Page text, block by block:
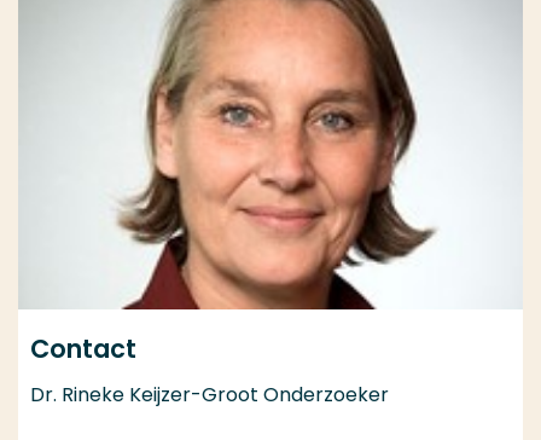
Contact
Dr. Rineke Keijzer-Groot Onderzoeker